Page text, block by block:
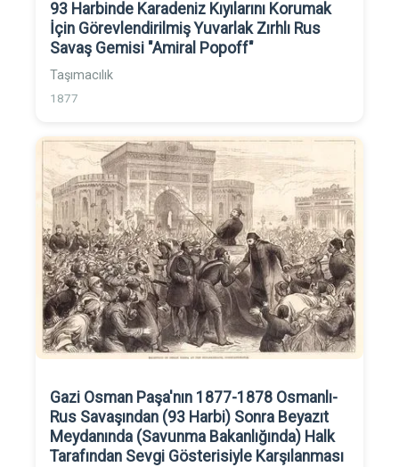
93 Harbinde Karadeniz Kıyılarını Korumak
İçin Görevlendirilmiş Yuvarlak Zırhlı Rus
Savaş Gemisi "Amiral Popoff"
Taşımacılık
1877
Gazi Osman Paşa'nın 1877-1878 Osmanlı-
Rus Savaşından (93 Harbi) Sonra Beyazıt
Meydanında (Savunma Bakanlığında) Halk
Tarafından Sevgi Gösterisiyle Karşılanması